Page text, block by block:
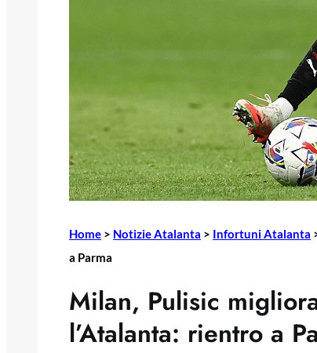
Home > Notizie Atalanta > Infortuni Atalanta
a Parma
Milan, Pulisic
l’Atalanta: rientro a